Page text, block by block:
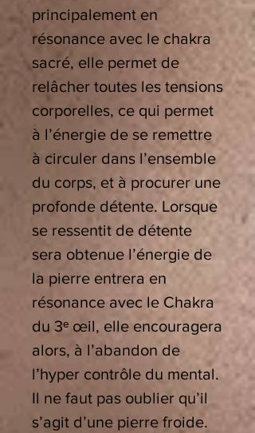
principalement en
résonance avec le chakra
sacré, elle permet de
relâcher toutes les tensions
corporelles, ce qui permet
à l’énergie de se remettre
à circuler dans l’ensemble
du corps, et à procurer une
profonde détente. Lorsque
se ressentit de détente
sera obtenue l’énergie de
la pierre entrera en
résonance avec le Chakra
du 3ᵉ œil, elle encouragera
alors, à l’abandon de
l’hyper contrôle du mental.
Il ne faut pas oublier qu’il
s’agit d’une pierre froide.